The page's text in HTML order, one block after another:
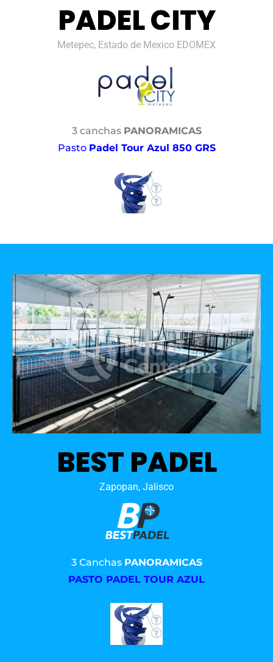
PADEL CITY
Metepec, Estado de Mexico EDOMEX
3 canchas PANORAMICAS
Pasto Padel Tour Azul 850 GRS
BEST PADEL
Zapopan, Jalisco
3 Canchas PANORAMICAS
PASTO PADEL TOUR AZUL